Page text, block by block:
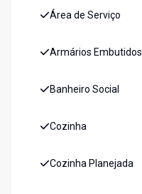
Área de Serviço
Armários Embutidos
Banheiro Social
Cozinha
Cozinha Planejada